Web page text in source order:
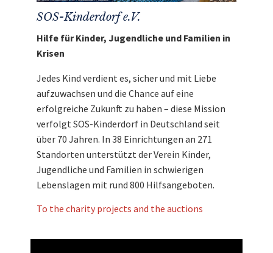
SOS-Kinderdorf e.V.
Hilfe für Kinder, Jugendliche und Familien in
Krisen
Jedes Kind verdient es, sicher und mit Liebe
aufzuwachsen und die Chance auf eine
erfolgreiche Zukunft zu haben – diese Mission
verfolgt SOS-Kinderdorf in Deutschland seit
über 70 Jahren. In 38 Einrichtungen an 271
Standorten unterstützt der Verein Kinder,
Jugendliche und Familien in schwierigen
Lebenslagen mit rund 800 Hilfsangeboten.
To the charity projects and the auctions